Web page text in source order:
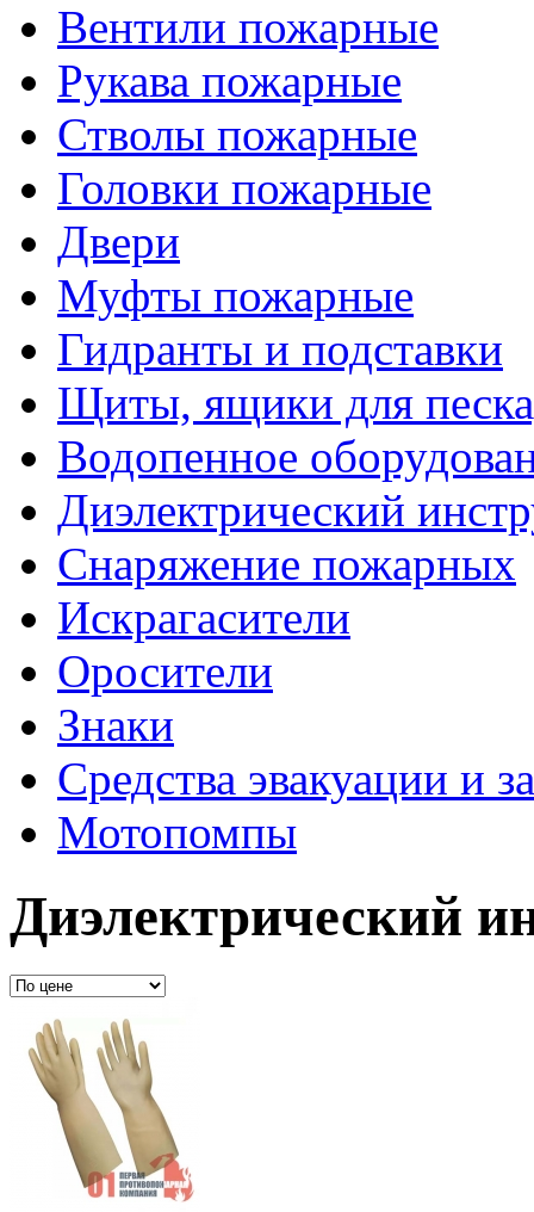
Вентили пожарные
Рукава пожарные
Стволы пожарные
Головки пожарные
Двери
Муфты пожарные
Гидранты и подставки
Щиты, ящики для
Водопенное
Диэлектрический
Снаряжение пожарных
Искрагасители
Оросители
Знаки
Средства эвакуации и
Мотопомпы
Диэлектрический